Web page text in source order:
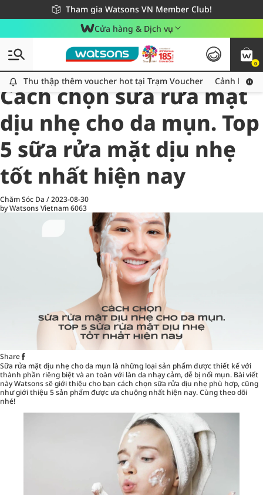
Tham gia Watsons VN Member Club!
Miễn phí giao hàng cho đơn hàng từ 249,000Đ
Giao hàng nhanh 24h - Áp dụng khu vực TP. Hồ Chí Minh
Cửa hàng & Dịch vụ
0
Thu thập thêm voucher hot tại Trạm Voucher
Thu thập thêm voucher hot tại Trạm Voucher Cảnh báo
All
Chăm Sóc Cá Nhân
Cách chọn sữa rửa mặt
dịu nhẹ cho da mụn. Top
5 sữa rửa mặt dịu nhẹ
tốt nhất hiện nay
Chăm Sóc Da /2023-08-30
by Watsons Vietnam6063
Share
Sữa rửa mặt dịu nhẹ cho da mụn là những loại sản phẩm được thiết kế với
thành phần riêng biệt và an toàn với làn da nhạy cảm, dễ bị nổi mụn. Bài viết
nàyWatsonssẽ giới thiệu cho bạn cách chọn sữa rửa dịu nhẹ phù hợp, cũng
như giới thiệu 5 sản phẩm được ưa chuộng nhất hiện nay. Cùng theo dõi
nhé!